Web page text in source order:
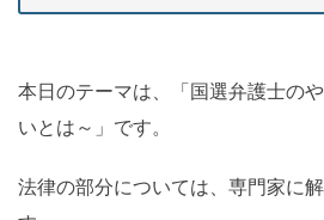
本日のテーマは、「国選弁護士の
いとは～」です。
法律の部分については、専門家に